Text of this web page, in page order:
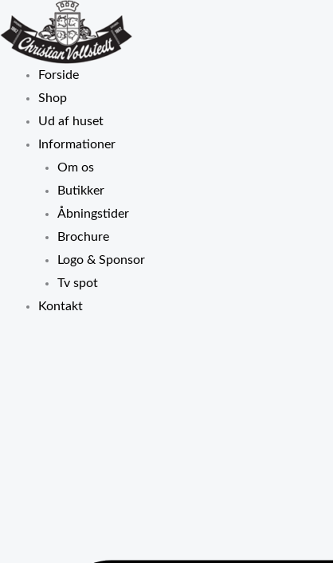
til
indholdet
Forside
Shop
Ud af huset
Informationer
Om os
Butikker
Åbningstider
Brochure
Logo & Sponsor
Tv spot
Kontakt